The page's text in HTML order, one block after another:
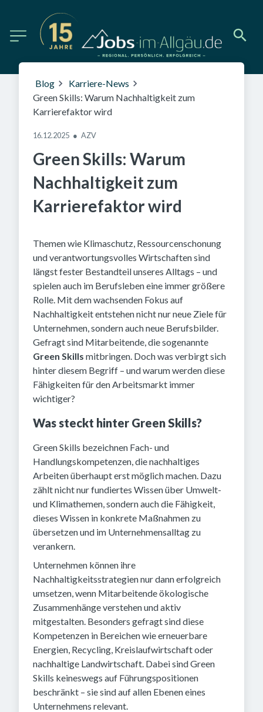
Blog
Karriere-News
Green Skills: Warum Nachhaltigkeit zum
Karrierefaktor wird
16.12.2025 ● AZV
Green Skills: Warum
Nachhaltigkeit zum
Karrierefaktor wird
Themen wie Klimaschutz, Ressourcenschonung
und verantwortungsvolles Wirtschaften sind
längst fester Bestandteil unseres Alltags – und
spielen auch im Berufsleben eine immer größere
Rolle. Mit dem wachsenden Fokus auf
Nachhaltigkeit entstehen nicht nur neue Ziele für
Unternehmen, sondern auch neue Berufsbilder.
Gefragt sind Mitarbeitende, die sogenannte
Green Skills mitbringen. Doch was verbirgt sich
hinter diesem Begriff – und warum werden diese
Fähigkeiten für den Arbeitsmarkt immer
wichtiger?
Was steckt hinter Green Skills?
Green Skills bezeichnen Fach- und
Handlungskompetenzen, die nachhaltiges
Arbeiten überhaupt erst möglich machen. Dazu
zählt nicht nur fundiertes Wissen über Umwelt-
und Klimathemen, sondern auch die Fähigkeit,
dieses Wissen in konkrete Maßnahmen zu
übersetzen und im Unternehmensalltag zu
verankern.
Unternehmen können ihre
Nachhaltigkeitsstrategien nur dann erfolgreich
umsetzen, wenn Mitarbeitende ökologische
Zusammenhänge verstehen und aktiv
mitgestalten. Besonders gefragt sind diese
Kompetenzen in Bereichen wie erneuerbare
Energien, Recycling, Kreislaufwirtschaft oder
nachhaltige Landwirtschaft. Dabei sind Green
Skills keineswegs auf Führungspositionen
beschränkt – sie sind auf allen Ebenen eines
Unternehmens relevant.